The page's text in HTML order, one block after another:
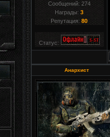
Сообщений: 274
Награды:3
Репутация:80
Статус:
Анархист